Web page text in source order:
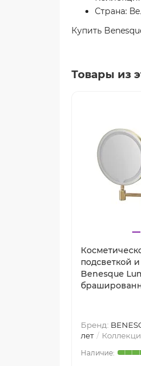
Страна:
Купить
Товары из
подсветкой
Benesque
Бренд:
лет